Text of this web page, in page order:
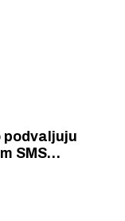
podvaljuju
SMS